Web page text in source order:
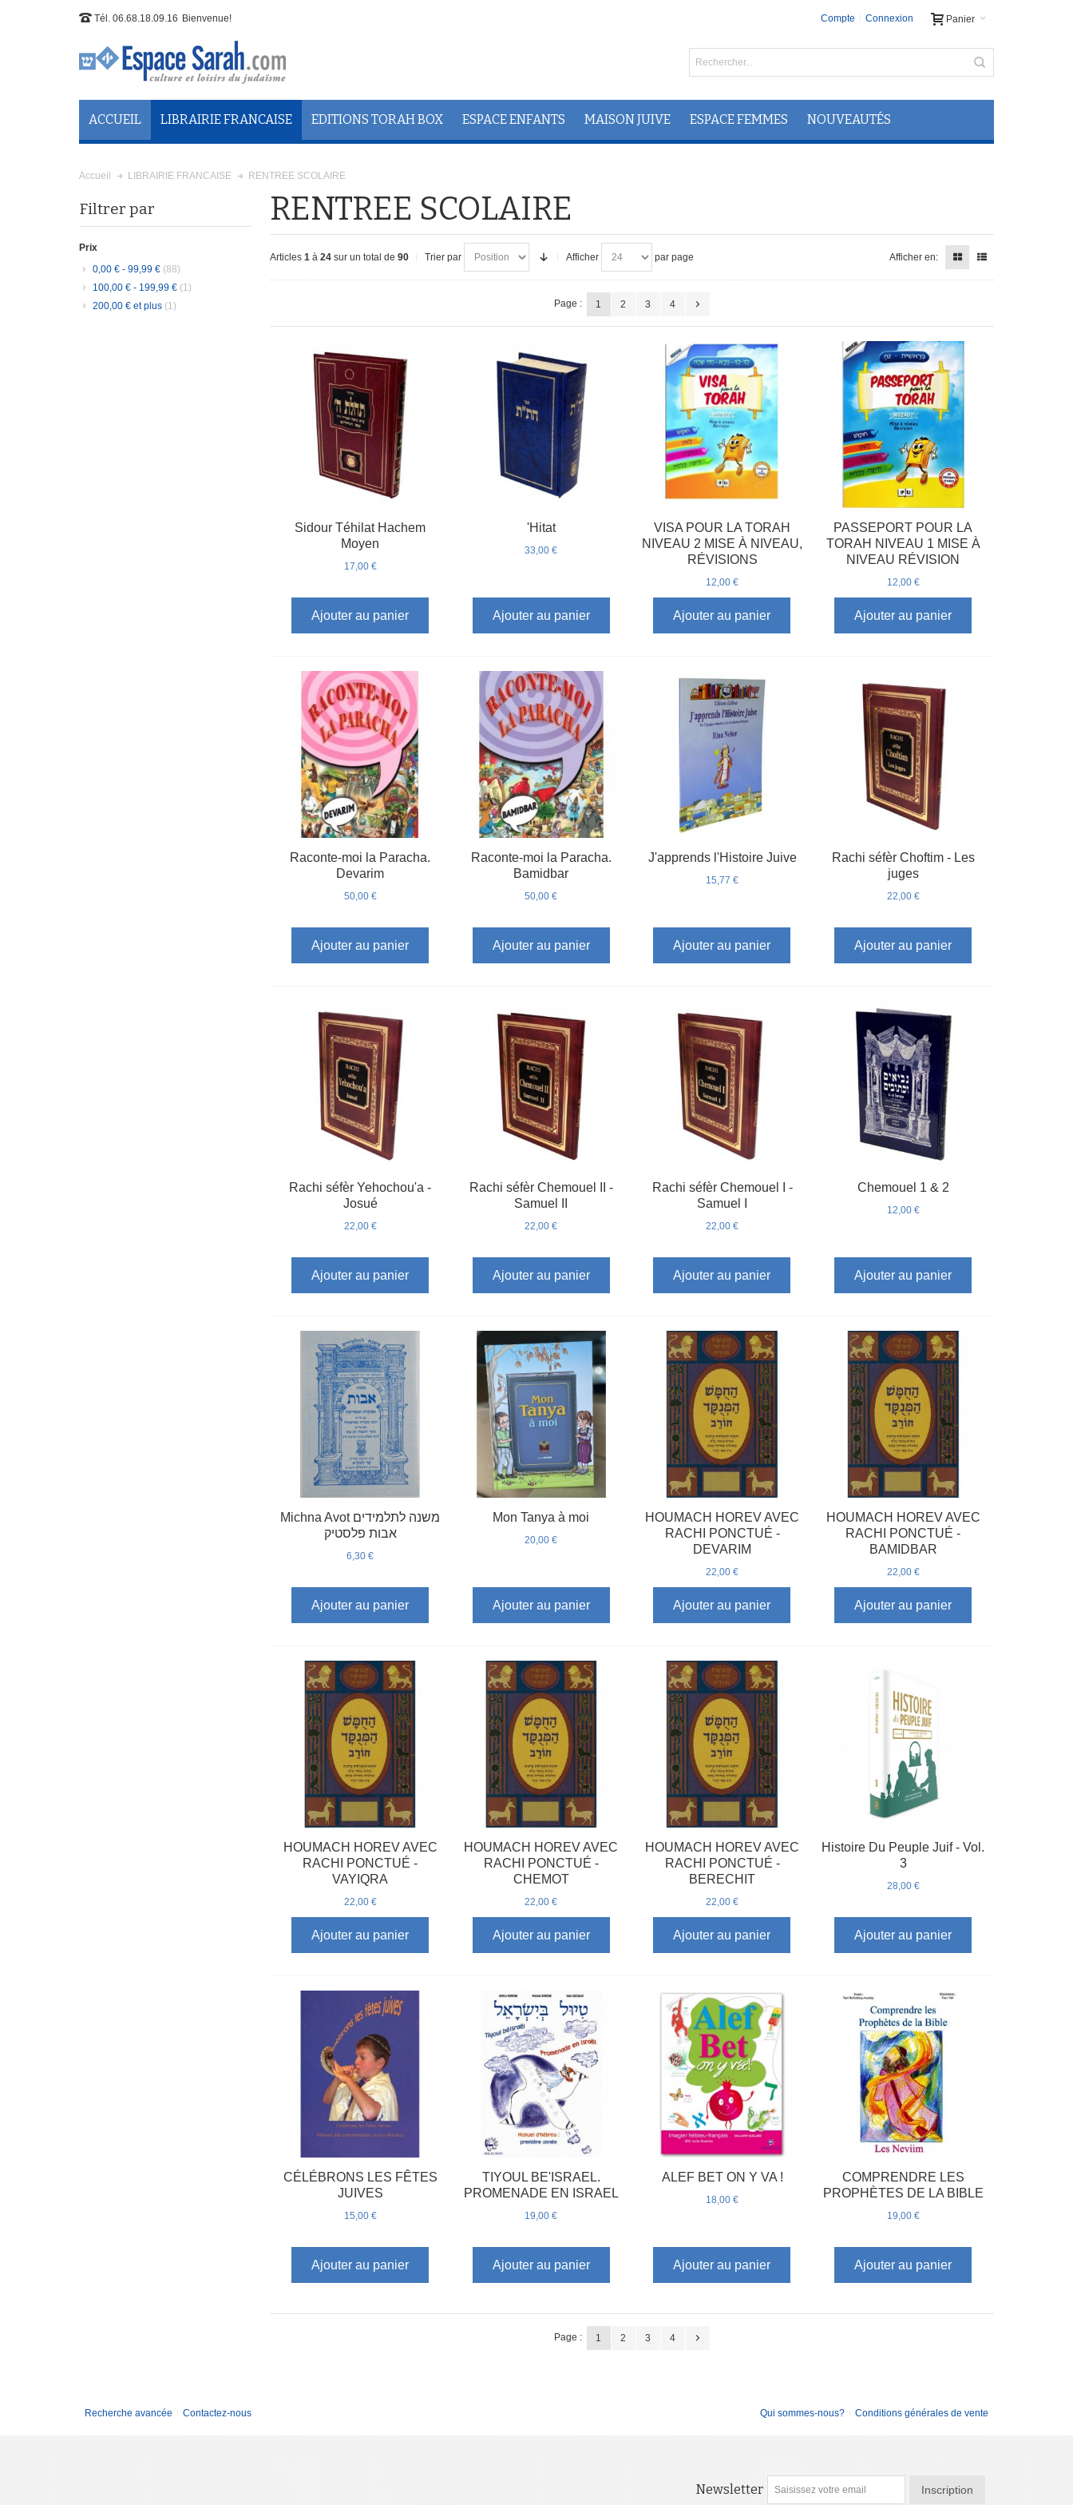
Tél. 06.68.18.09.16 Bienvenue! Panier
Compte Connexion
ACCUEIL LIBRAIRIE FRANCAISE EDITIONS TORAH BOX ESPACE ENFANTS MAISON JUIVE ESPACE FEMMES NOUVEAUTÉS
Accueil LIBRAIRIE FRANCAISE RENTREE SCOLAIRE
RENTREE SCOLAIRE
Articles 1 à 24sur un total de 90 Trier par Afficher par page Afficher en:
Page : 1 2 3 4
Sidour Téhilat Hachem
Moyen
17,00 €
Ajouter au panier
'Hitat
33,00 €
Ajouter au panier
VISA POUR LA TORAH
NIVEAU 2 MISE À NIVEAU,
RÉVISIONS
12,00 €
Ajouter au panier
PASSEPORT POUR LA
TORAH NIVEAU 1 MISE À
NIVEAU RÉVISION
12,00 €
Ajouter au panier
Raconte-moi la Paracha.
Devarim
50,00 €
Ajouter au panier
Raconte-moi la Paracha.
Bamidbar
50,00 €
Ajouter au panier
J'apprends l'Histoire Juive
15,77 €
Ajouter au panier
Rachi séfèr Choftim - Les
juges
22,00 €
Ajouter au panier
Rachi séfèr Yehochou'a -
Josué
22,00 €
Ajouter au panier
Rachi séfèr Chemouel II -
Samuel II
22,00 €
Ajouter au panier
Rachi séfèr Chemouel I -
Samuel I
22,00 €
Ajouter au panier
Chemouel 1 & 2
12,00 €
Ajouter au panier
Michna Avot משנה לתלמידים
אבות פלסטיק
6,30 €
Ajouter au panier
Mon Tanya à moi
20,00 €
Ajouter au panier
HOUMACH HOREV AVEC
RACHI PONCTUÉ -
DEVARIM
22,00 €
Ajouter au panier
HOUMACH HOREV AVEC
RACHI PONCTUÉ -
BAMIDBAR
22,00 €
Ajouter au panier
HOUMACH HOREV AVEC
RACHI PONCTUÉ -
VAYIQRA
22,00 €
Ajouter au panier
HOUMACH HOREV AVEC
RACHI PONCTUÉ -
CHEMOT
22,00 €
Ajouter au panier
HOUMACH HOREV AVEC
RACHI PONCTUÉ -
BERECHIT
22,00 €
Ajouter au panier
Histoire Du Peuple Juif - Vol.
3
28,00 €
Ajouter au panier
CÉLÉBRONS LES FÊTES
JUIVES
15,00 €
Ajouter au panier
TIYOUL BE'ISRAEL.
PROMENADE EN ISRAEL
19,00 €
Ajouter au panier
ALEF BET ON Y VA !
18,00 €
Ajouter au panier
COMPRENDRE LES
PROPHÈTES DE LA BIBLE
19,00 €
Ajouter au panier
Page : 1 2 3 4
Filtrer par
Prix
0,00 € - 99,99 € (88)
100,00 € - 199,99 € (1)
200,00 € et plus (1)
Recherche avancée Contactez-nous Qui sommes-nous? Conditions générales de vente
Newsletter Inscription